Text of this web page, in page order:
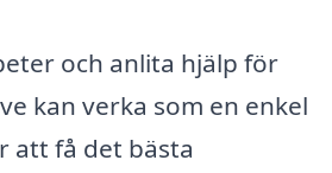
och anlita hjälp för
kan verka som en enkel
att få det bästa